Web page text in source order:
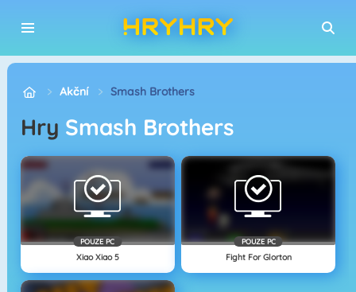
Akční Smash Brothers
Hry Smash Brothers
POUZE PC
Xiao Xiao 5
POUZE PC
Fight For Glorton